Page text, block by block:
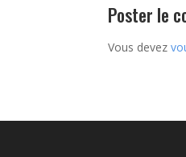
Poster le
Vous devez